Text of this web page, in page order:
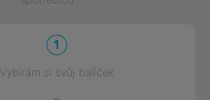
Vybírám si svůj balíček